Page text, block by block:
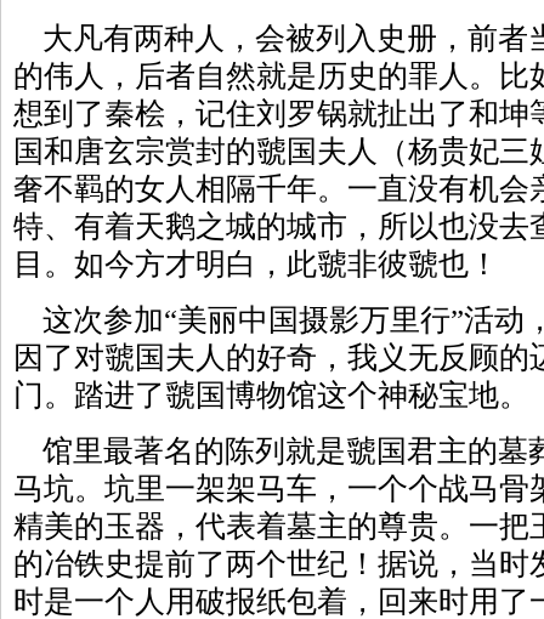
大凡有两种人，会被列入史册，前者
的伟人，后者自然就是历史的罪人。比
想到了秦桧，记住刘罗锅就扯出了和坤
国和唐玄宗赏封的虢国夫人（杨贵妃
奢不羁的女人相隔千年。一直没有机会
特、有着天鹅之城的城市，所以也没去
目。如今方才明白，此虢非彼虢也！
这次参加“美丽中国摄影万里行”活动
因了对虢国夫人的好奇，我义无反顾
门。踏进了虢国博物馆这个神秘宝地。
馆里最著名的陈列就是虢国君主的墓
马坑。坑里一架架马车，一个个战马骨
精美的玉器，代表着墓主的尊贵。一把
的冶铁史提前了两个世纪！据说，当时
时是一个人用破报纸包着，回来时用了